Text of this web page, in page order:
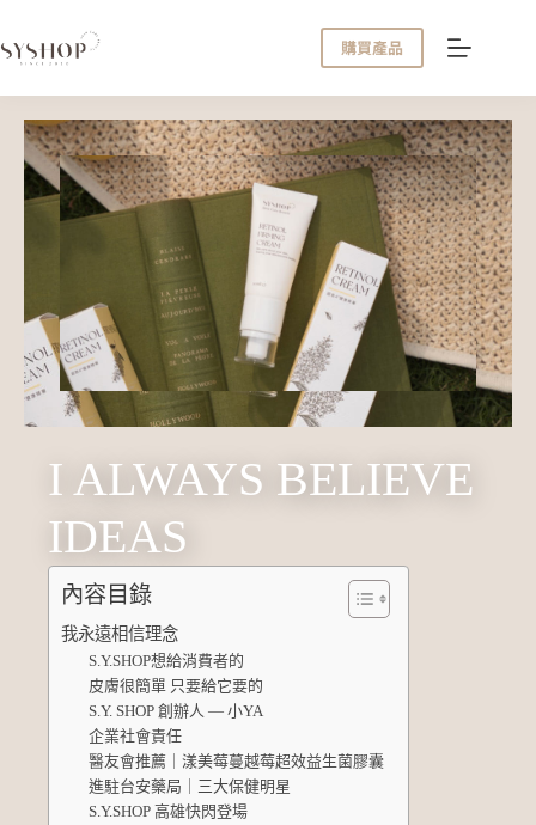
購買產品
I ALWAYS BELIEVE
IDEAS
內容目錄
我永遠相信理念
S.Y.SHOP想給消費者的
皮膚很簡單 只要給它要的
S.Y. SHOP 創辦人 — 小YA
企業社會責任
醫友會推薦｜漾美莓蔓越莓超效益生菌膠囊
進駐台安藥局｜三大保健明星
S.Y.SHOP 高雄快閃登場